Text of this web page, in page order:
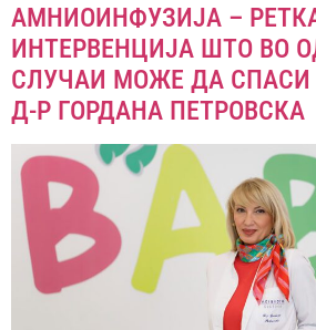
АМНИОИНФУЗИЈА –
ИНТЕРВЕНЦИЈА ШТО ВО
СЛУЧАИ МОЖЕ ДА СПАСИ
Д-Р ГОРДАНА ПЕТРОВСКА